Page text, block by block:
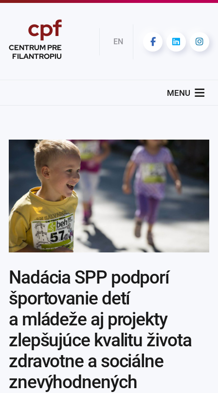
cpf
CENTRUM PRE
FILANTROPIU
EN
MENU
Nadácia SPP podporí
športovanie detí
a mládeže aj projekty
zlepšujúce kvalitu života
zdravotne a sociálne
znevýhodnených